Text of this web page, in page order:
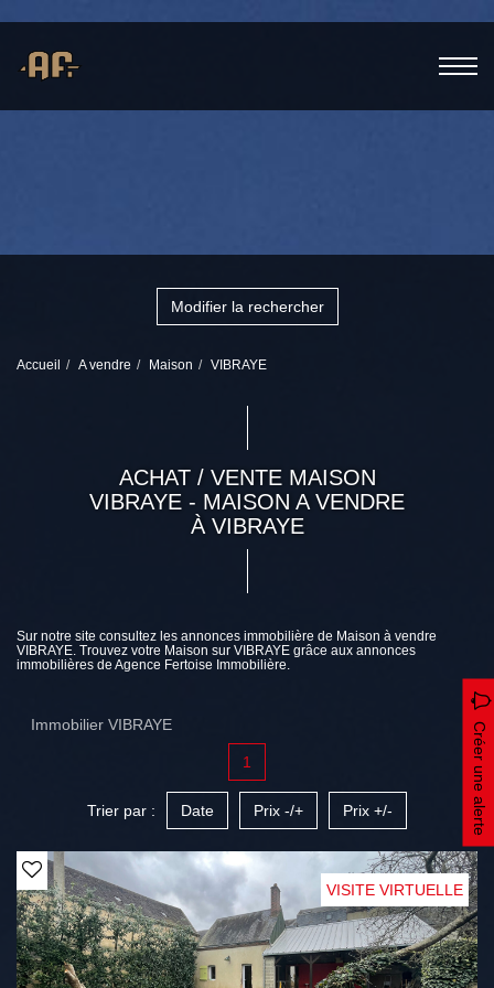
Modifier la rechercher
Accueil A vendre Maison VIBRAYE
ACHAT / VENTE MAISON
VIBRAYE - MAISON A VENDRE
À VIBRAYE
Sur notre site consultez les annonces immobilière de Maison à vendre
VIBRAYE. Trouvez votre Maison sur VIBRAYE grâce aux annonces
immobilières de Agence Fertoise Immobilière.
Immobilier VIBRAYE Créer une alerte
1
Trier par : Date Prix -/+ Prix +/-
VISITE VIRTUELLE